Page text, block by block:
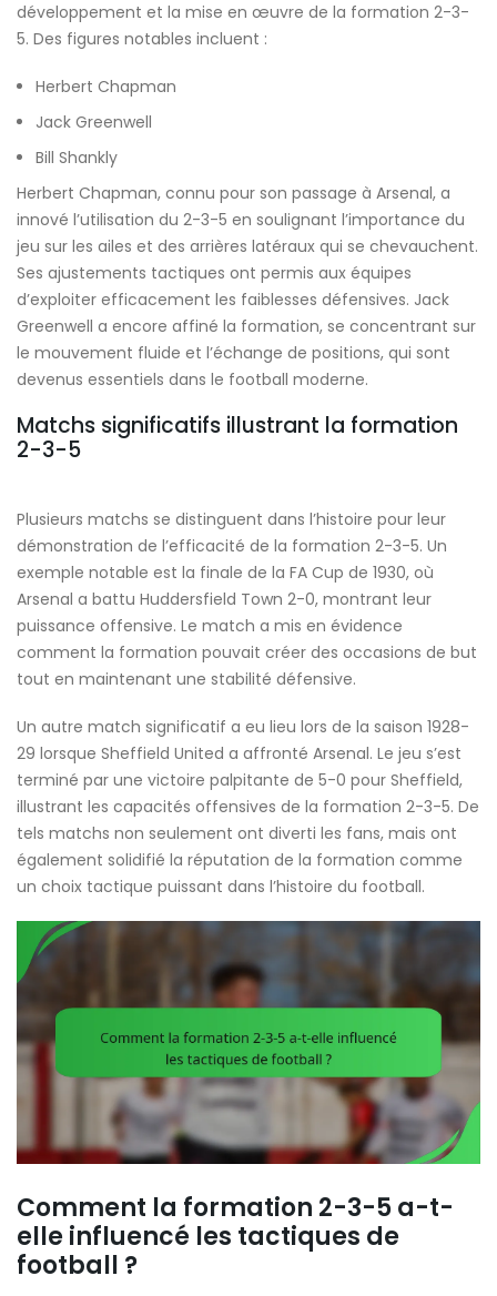
développement et la mise en œuvre de la formation 2-3-
5. Des figures notables incluent :
Herbert Chapman
Jack Greenwell
Bill Shankly
Herbert Chapman, connu pour son passage à Arsenal, a
innové l’utilisation du 2-3-5 en soulignant l’importance du
jeu sur les ailes et des arrières latéraux qui se chevauchent.
Ses ajustements tactiques ont permis aux équipes
d’exploiter efficacement les faiblesses défensives. Jack
Greenwell a encore affiné la formation, se concentrant sur
le mouvement fluide et l’échange de positions, qui sont
devenus essentiels dans le football moderne.
Matchs significatifs illustrant la formation
2-3-5
Plusieurs matchs se distinguent dans l’histoire pour leur
démonstration de l’efficacité de la formation 2-3-5. Un
exemple notable est la finale de la FA Cup de 1930, où
Arsenal a battu Huddersfield Town 2-0, montrant leur
puissance offensive. Le match a mis en évidence
comment la formation pouvait créer des occasions de but
tout en maintenant une stabilité défensive.
Un autre match significatif a eu lieu lors de la saison 1928-
29 lorsque Sheffield United a affronté Arsenal. Le jeu s’est
terminé par une victoire palpitante de 5-0 pour Sheffield,
illustrant les capacités offensives de la formation 2-3-5. De
tels matchs non seulement ont diverti les fans, mais ont
également solidifié la réputation de la formation comme
un choix tactique puissant dans l’histoire du football.
Comment la formation 2-3-5 a-t-
elle influencé les tactiques de
football ?